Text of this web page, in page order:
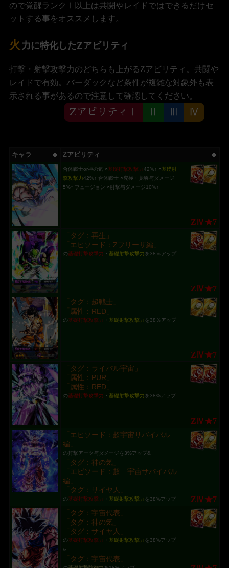
ので覚醒ランクⅠ以上は共闘やレイドではできるだけセ
ットする事をオススメします。
火 力に特化したZアビリティ
打撃・射撃攻撃力のどちらも上がるZアビリティ。共闘や
レイドで有効。バーダックなど条件が複雑な対象外も表
示される事があるので注意して確認してください。
ZアビリティⅠ Ⅱ Ⅲ Ⅳ
キャラ Zアビリティ
合体戦士or神の気 ○基礎打撃攻撃力42%↑ ○基礎射
撃攻撃力42%↑ 合体戦士 ○究極・覚醒与ダメージ
5%↑ フュージョン ○射撃与ダメージ10%↑
ZⅣ★7
「タグ：再生」
「エピソード：Zフリーザ編」
の基礎打撃攻撃力 ・ 基礎射撃攻撃力 を38％アップ
ZⅣ★7
「タグ：超戦士」
「属性：RED」
の基礎打撃攻撃力 ・ 基礎射撃攻撃力 を38％アップ
ZⅣ★7
「タグ：ライバル宇宙」
「属性：PUR」
「属性：RED」
の基礎打撃攻撃力 ・ 基礎射撃攻撃力 を38%アップ
ZⅣ★7
「エピソード：超宇宙サバイバル
編」
の打撃アーツ与ダメージを3%アップ&
「タグ：神の気」
「エピソード：超 宇宙サバイバル
編」
「タグ：サイヤ人」
の基礎打撃攻撃力 ・ 基礎射撃攻撃力 を38%アップ ZⅣ★7
「タグ：宇宙代表」
「タグ：神の気」
「タグ：サイヤ人」
の基礎打撃攻撃力 ・ 基礎射撃攻撃力 を38%アップ
&
「タグ：宇宙代表」